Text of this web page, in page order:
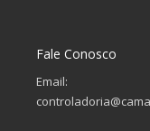
Fale Conosco
Email: